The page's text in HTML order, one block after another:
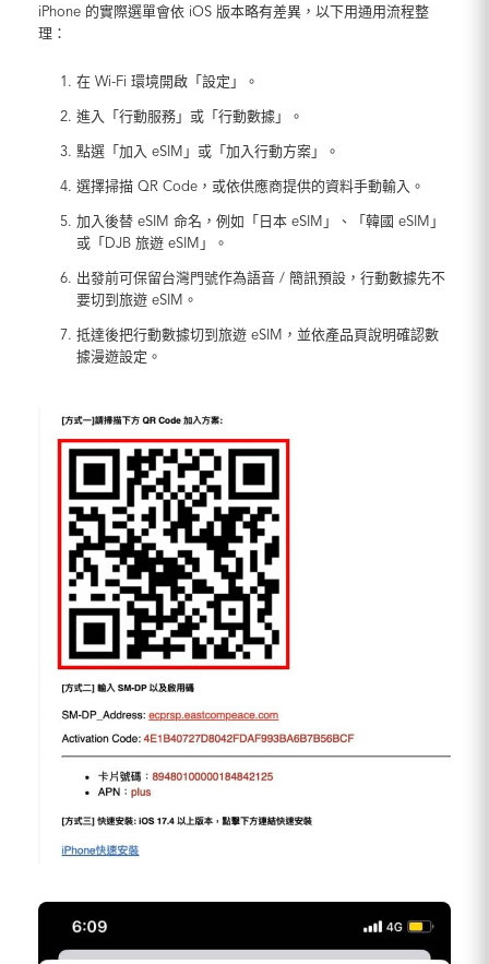
iPhone 的實際選單會依 iOS 版本略有差異，以下用通用流程整
理：
在 Wi-Fi 環境開啟「設定」。
進入「行動服務」或「行動數據」。
點選「加入 eSIM」或「加入行動方案」。
選擇掃描 QR Code，或依供應商提供的資料手動輸入。
加入後替 eSIM 命名，例如「日本 eSIM」、「韓國 eSIM」
或「DJB 旅遊 eSIM」。
出發前可保留台灣門號作為語音 / 簡訊預設，行動數據先不
要切到旅遊 eSIM。
抵達後把行動數據切到旅遊 eSIM，並依產品頁說明確認數
據漫遊設定。